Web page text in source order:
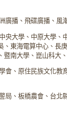
廣播、飛碟廣播、風
央大學、中原大學、
東海電算中心、長
暨南大學、崑山科大
會、原住民族文化教
局、板橋農會、台北